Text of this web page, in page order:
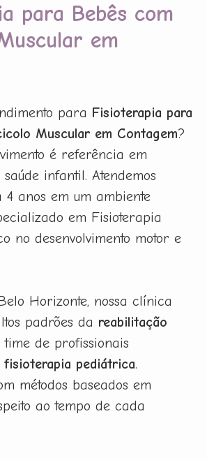
para Bebês com
em
para Fisioterapia para
Muscular em Contagem?
é referência em
infantil. Atendemos
anos em um ambiente
em Fisioterapia
no desenvolvimento motor e
Horizonte, nossa clínica
padrões da reabilitação
time de profissionais
fisioterapia pediátrica.
métodos baseados em
ao tempo de cada